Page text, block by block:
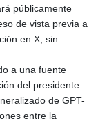
públicamente
de vista previa a
en X, sin
a una fuente
del presidente
de GPT-
entre la